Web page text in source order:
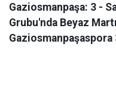
Gaziosmanpaşa: 3 -
Grubu'nda Beyaz